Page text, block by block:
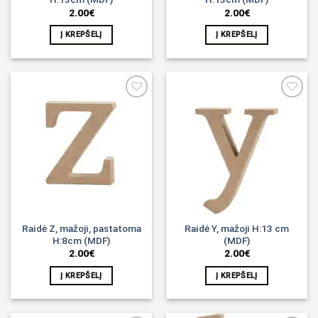
2.00€
Į KREPŠELĮ
2.00€
Į KREPŠELĮ
Raidė Z, mažoji, pastatoma
H:8cm (MDF)
2.00€
Į KREPŠELĮ
Raidė Y, mažoji H:13 cm
(MDF)
2.00€
Į KREPŠELĮ